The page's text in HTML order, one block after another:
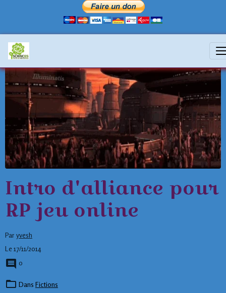
Intro d'alliance pour
RP jeu online
Par yvesh
Le 17/11/2014
0
Dans Fictions